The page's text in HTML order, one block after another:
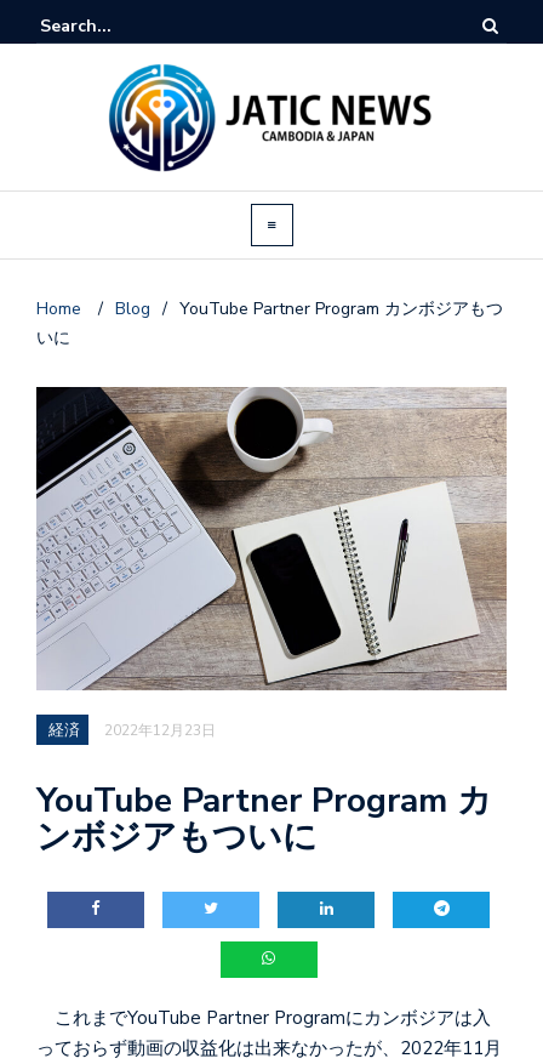
Home / Blog / YouTube Partner Program カンボジアもつ
いに
経済 2022年12月23日
YouTube Partner Program カ
ンボジアもついに
これまでYouTube Partner Programにカンボジアは入
っておらず動画の収益化は出来なかったが、2022年11月